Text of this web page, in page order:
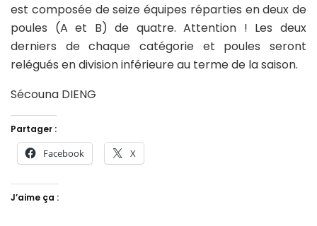
est composée de seize équipes réparties en deux de
poules (A et B) de quatre. Attention ! Les deux
derniers de chaque catégorie et poules seront
relégués en division inférieure au terme de la saison.
Sécouna DIENG
Partager :
Facebook X
J’aime ça :